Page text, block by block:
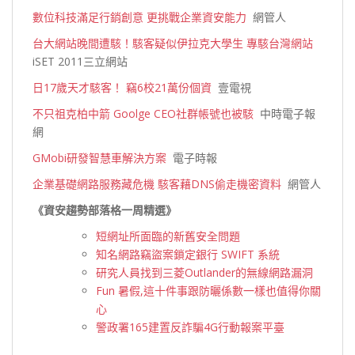
數位科技滿足行銷創意 更挑戰企業資安能力 網管人
台大網站晚間遭駭！駭客疑似伊拉克大學生 專駭台灣網站
iSET 2011三立網站
日17歲天才駭客！ 竊6校21萬份個資 壹電視
不只祖克柏中箭 Goolge CEO社群帳號也被駭 中時電子報
網
GMobi研發智慧車解決方案 電子時報
企業基礎網路服務藏危機 駭客藉DNS偷走機密資料 網管人
《資安趨勢部落格一周精選》
短網址所面臨的新舊安全問題
知名網路竊盜案鎖定銀行 SWIFT 系統
研究人員找到三菱Outlander的無線網路漏洞
Fun 暑假,這十件事跟防曬係數一樣也值得你關
心
警政署165建置反詐騙4G行動報案平臺